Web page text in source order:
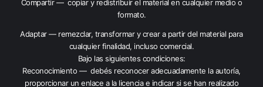
Compartir — copiar y redistribuir el material en cualquier medio o
formato.
Adaptar — remezclar, transformar y crear a partir del material para
cualquier finalidad, incluso comercial.
Bajo las siguientes condiciones:
Reconocimiento — debés reconocer adecuadamente la autoría,
proporcionar un enlace a la licencia e indicar si se han realizado